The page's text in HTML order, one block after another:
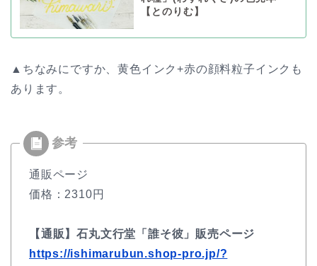
【とのりむ】
▲ちなみにですか、黄色インク+赤の顔料粒子インクも
あります。
通販ページ
価格：2310円
【通販】石丸文行堂「誰そ彼」販売ページ
https://ishimarubun.shop-pro.jp/?